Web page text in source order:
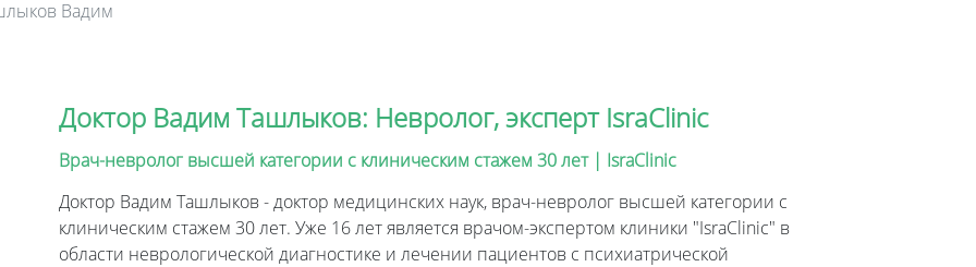
Вадим
Доктор Вадим Ташлыков: Невролог, эксперт IsraClinic
Врач-невролог высшей категории с клиническим стажем 30 лет | IsraClinic
Доктор Вадим Ташлыков - доктор медицинских наук, врач-невролог высшей категории с
клиническим стажем 30 лет. Уже 16 лет является врачом-экспертом клиники "IsraClinic" в
области неврологической диагностике и лечении пациентов с психиатрической